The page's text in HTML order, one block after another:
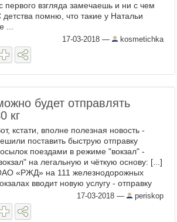
первого взгляда замечаешь и ни с чем
помню, что такие у Натальи
...
17-03-2018 — kosmetichka
будет отправлять
кг
кстати, вполне полезная новость -
поставить быструю отправку
поездами в режиме "вокзал" -
на легальную и чёткую основу: [...]
«РЖД» на 111 железнодорожных
вводит новую услугу - отправку
посылок весом до 30 кг. Услуга по отправке
...
17-03-2018 — periskop